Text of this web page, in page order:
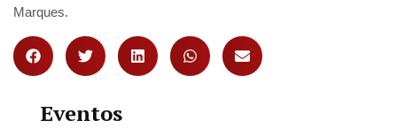
Marques.
Eventos